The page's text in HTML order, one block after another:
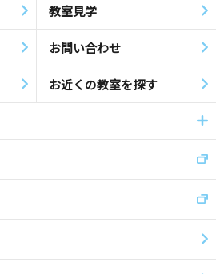
教室見学
お問い合わせ
お近くの教室を探す